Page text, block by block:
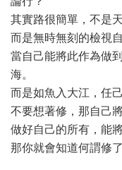
其實路很簡單，不是
而是無時無刻的檢視
當自己能將此作為做
海。
而是如魚入大江，任己
不要想著修，那自己將
做好自己的所有，能
那你就會知道何謂
共